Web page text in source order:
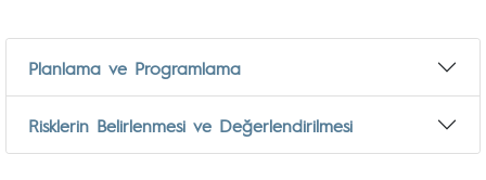
Planlama ve Programlama
Risklerin Belirlenmesi ve Değerlendirilmesi